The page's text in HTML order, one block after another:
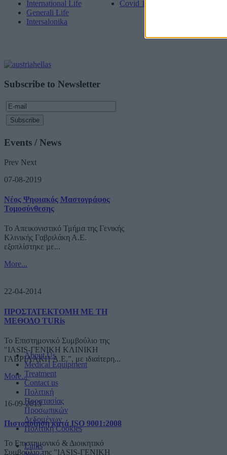
International Life
Generali Life
Intersalonika
Covid 19 Test: General
Subscribe to Newsletter
Events / News
Prev Next
07-08-2019
Νέος Ψηφιακός Μαστογράφος
Τομοσύνθεσης
Το Απεικονιστικό Τμήμα της Γενικής
Κλινικής Γαβριλάκη Α.Ε.
εξοπλίστηκε με...
More...
22-04-2014
ΠΡΟΣΤΑΤΕΚΤΟΜΗ ΜΕ ΤΗ
ΜΕΘΟΔΟ TURis
Το Επιστημονικό Συμβούλιο της
"IASIS-ΓΕΝΙΚΗ ΚΛΙΝΙΚΗ
ΓΑΒΡΙΛΑΚΗ A.E.", με ιδιαίτερη...
More...
16-09-2013
Πιστοποίηση κατά ISO 9001:2008
Το Επιστημονικό & Διοικητικό
Συμβούλιο της "IASIS-ΓΕΝΙΚΗ
About Us
Medical Equipment
Treatment
Contact us
Πολιτική
Προστασίας
Προσωπικών
Δεδομένων
Πολιτική Cookies
Links